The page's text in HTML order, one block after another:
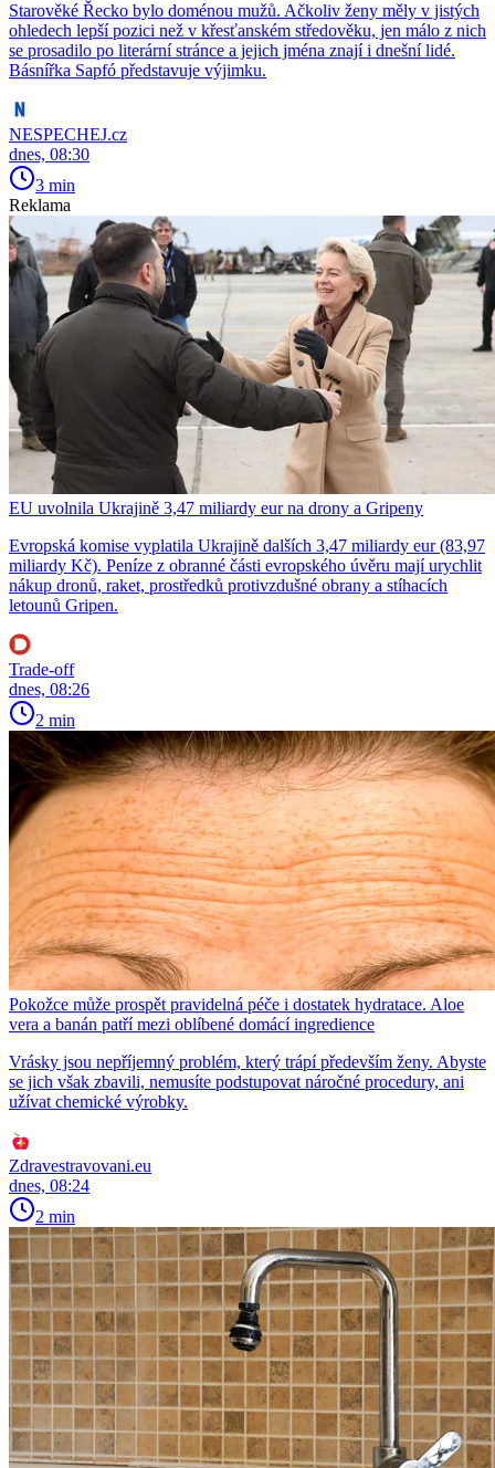
Starověké Řecko bylo doménou mužů. Ačkoliv ženy měly v jistých
ohledech lepší pozici než v křesťanském středověku, jen málo z nich
se prosadilo po literární stránce a jejich jména znají i dnešní lidé.
Básnířka Sapfó představuje výjimku.
NESPECHEJ.cz
dnes, 08:30
3 min
Reklama
EU uvolnila Ukrajině 3,47 miliardy eur na drony a Gripeny
Evropská komise vyplatila Ukrajině dalších 3,47 miliardy eur (83,97
miliardy Kč). Peníze z obranné části evropského úvěru mají urychlit
nákup dronů, raket, prostředků protivzdušné obrany a stíhacích
letounů Gripen.
Trade-off
dnes, 08:26
2 min
Pokožce může prospět pravidelná péče i dostatek hydratace. Aloe
vera a banán patří mezi oblíbené domácí ingredience
Vrásky jsou nepříjemný problém, který trápí především ženy. Abyste
se jich však zbavili, nemusíte podstupovat náročné procedury, ani
užívat chemické výrobky.
Zdravestravovani.eu
dnes, 08:24
2 min